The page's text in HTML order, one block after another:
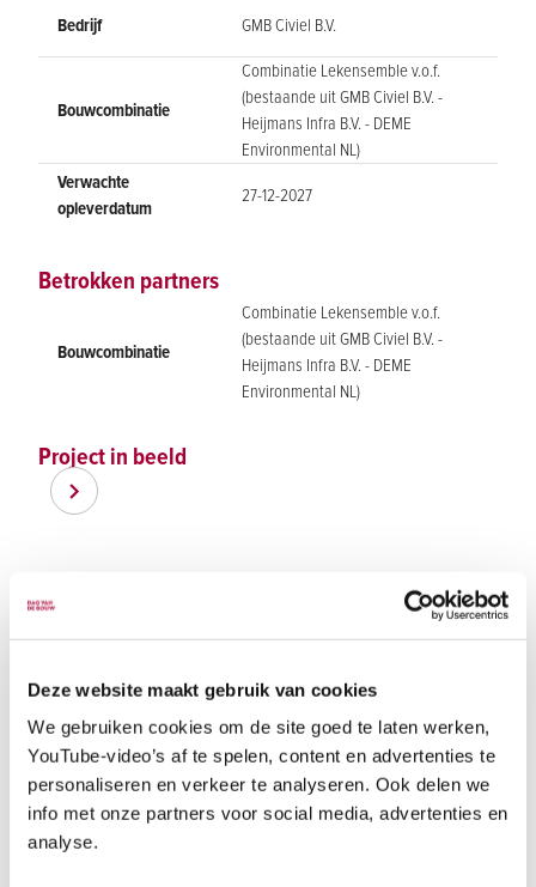
Deze website maakt gebruik van cookies
We gebruiken cookies om de site goed te laten werken,
YouTube-video’s af te spelen, content en advertenties te
personaliseren en verkeer te analyseren. Ook delen we
info met onze partners voor social media, advertenties en
analyse.
Bedrijf GMB Civiel B.V.
Bouwcombinatie
Combinatie Lekensemble v.o.f.
(bestaande uit GMB Civiel B.V. -
Heijmans Infra B.V. - DEME
Environmental NL)
Verwachte
opleverdatum
27-12-2027
Betrokken partners
Bouwcombinatie
Combinatie Lekensemble v.o.f.
(bestaande uit GMB Civiel B.V. -
Heijmans Infra B.V. - DEME
Environmental NL)
Project in beeld
Item
2
2
Adres
3961MB Wijk bij Duurstede
Utrecht
Navigeer naar locatie
Bezoekuren